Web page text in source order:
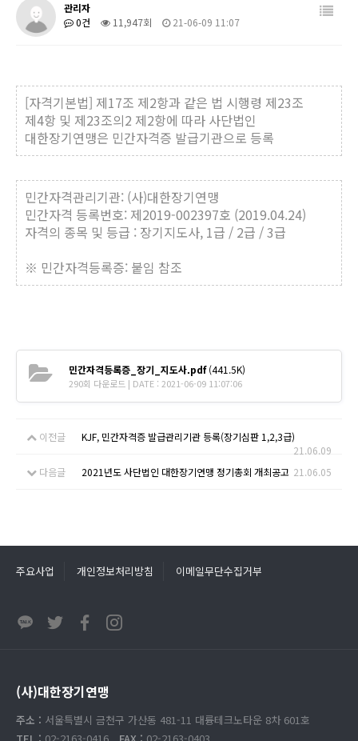
관리자
0건
11,947회 21-06-09 11:07
[자격기본법] 제17조 제2항과 같은 법 시행령 제23조
제4항 및 제23조의2 제2항에 따라 사단법인
대한장기연맹은 민간자격증 발급기관으로 등록
민간자격관리기관: (사)대한장기연맹
민간자격 등록번호: 제2019-002397호 (2019.04.24)
자격의 종목 및 등급 : 장기지도사, 1급 / 2급 / 3급
※ 민간자격등록증: 붙임 참조
민간자격등록증_장기_지도사.pdf(441.5K)
290회 다운로드 | DATE : 2021-06-09 11:07:06
이전글
KJF, 민간자격증 발급관리기관 등록(장기심판 1,2,3급)
21.06.09
다음글
2021년도 사단법인 대한장기연맹 정기총회 개최공고 21.06.05
주요사업 개인정보처리방침 이메일무단수집거부
(사)대한장기연맹
주소 : 서울특별시 금천구 가산동 481-11 대륭테크노타운 8차 601호